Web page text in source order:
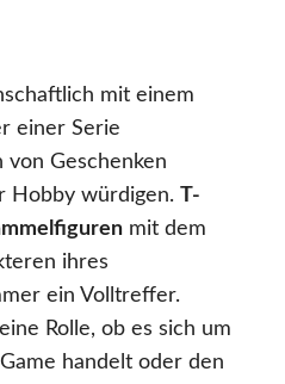
mit einem
einer Serie
Geschenken
Hobby würdigen.
T-
mit dem
ihres
ein Volltreffer.
Rolle, ob es sich um
handelt oder den